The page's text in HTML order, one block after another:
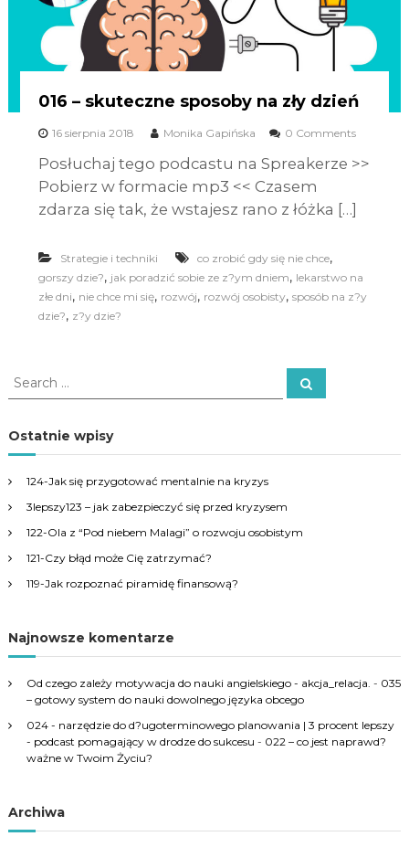
016 – skuteczne sposoby na zły dzień
16 sierpnia 2018 Monika Gapińska 0 Comments
Posłuchaj tego podcastu na Spreakerze >>
Pobierz w formacie mp3 << Czasem
zdarza się tak, że wstajesz rano z łóżka […]
Strategie i techniki co zrobić gdy się nie chce,
gorszy dzie?, jak poradzić sobie ze z?ym dniem, lekarstwo na
złe dni, nie chce mi się, rozwój, rozwój osobisty, sposób na z?y
dzie?, z?y dzie?
S
e
r
c
o
r
S
e
Ostatnie wpisy
124-Jak się przygotować mentalnie na kryzys
3lepszy123 – jak zabezpieczyć się przed kryzysem
122-Ola z “Pod niebem Malagi” o rozwoju osobistym
121-Czy błąd może Cię zatrzymać?
119-Jak rozpoznać piramidę finansową?
Najnowsze komentarze
Od czego zależy motywacja do nauki angielskiego - akcja_relacja. - 035
– gotowy system do nauki dowolnego języka obcego
024 - narzędzie do d?ugoterminowego planowania | 3 procent lepszy
- podcast pomagający w drodze do sukcesu - 022 – co jest naprawd?
ważne w Twoim Życiu?
Archiwa